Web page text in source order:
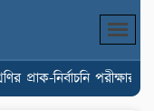
প্রাক-নির্বাচনি পরীক্ষার